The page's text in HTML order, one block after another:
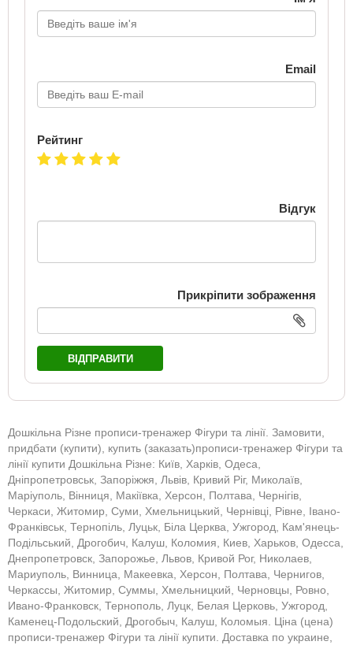
Email
Рейтинг
Відгук
Прикріпити зображення
ВІДПРАВИТИ
Дошкільна Різне прописи-тренажер Фігури та лінії. Замовити,
придбати (купити), купить (заказать)прописи-тренажер Фігури та
лінії купити Дошкільна Різне: Київ, Харків, Одеса,
Дніпропетровськ, Запоріжжя, Львів, Кривий Ріг, Миколаїв,
Маріуполь, Вінниця, Макіївка, Херсон, Полтава, Чернігів,
Черкаси, Житомир, Суми, Хмельницький, Чернівці, Рівне, Івано-
Франківськ, Тернопіль, Луцьк, Біла Церква, Ужгород, Кам'янець-
Подільський, Дрогобич, Калуш, Коломия, Киев, Харьков, Одесса,
Днепропетровск, Запорожье, Львов, Кривой Рог, Николаев,
Мариуполь, Винница, Макеевка, Херсон, Полтава, Чернигов,
Черкассы, Житомир, Суммы, Хмельницкий, Черновцы, Ровно,
Ивано-Франковск, Тернополь, Луцк, Белая Церковь, Ужгород,
Каменец-Подольский, Дрогобыч, Калуш, Коломыя. Ціна (цена)
прописи-тренажер Фігури та лінії купити. Доставка по украине,